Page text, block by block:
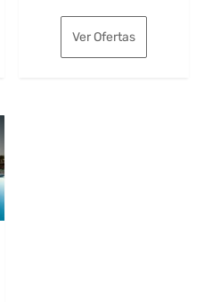
original
era:
es:
Ver Ofertas